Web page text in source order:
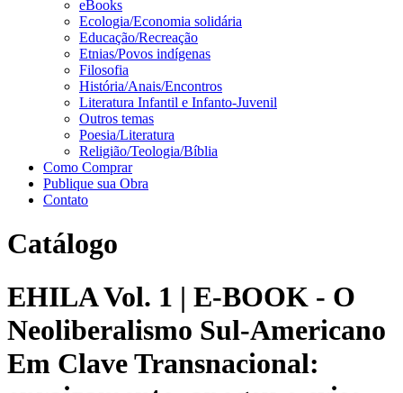
eBooks
Ecologia/Economia solidária
Educação/Recreação
Etnias/Povos indígenas
Filosofia
História/Anais/Encontros
Literatura Infantil e Infanto-Juvenil
Outros temas
Poesia/Literatura
Religião/Teologia/Bíblia
Como Comprar
Publique sua Obra
Contato
Catálogo
EHILA Vol. 1 | E-BOOK - O
Neoliberalismo Sul-Americano
Em Clave Transnacional: